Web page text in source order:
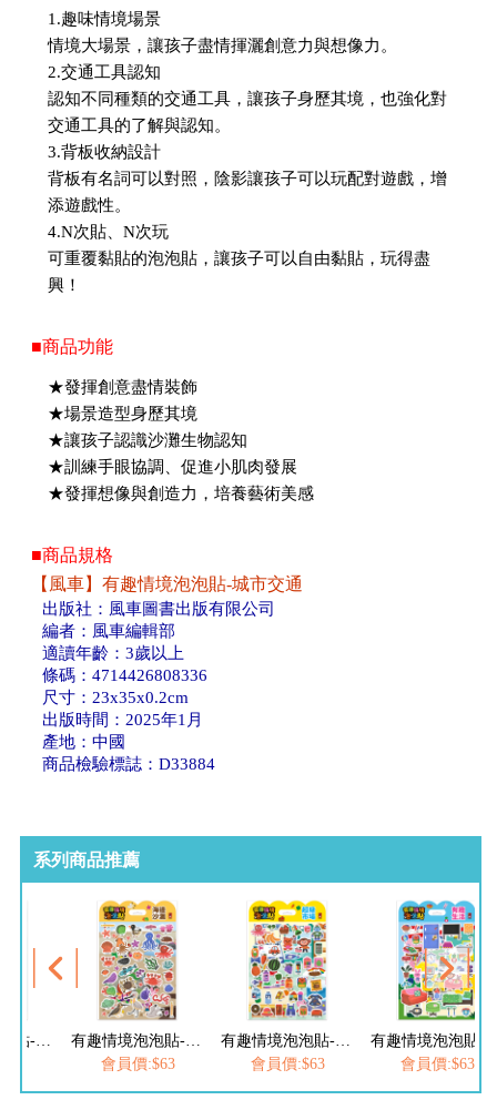
1.趣味情境場景
情境大場景，讓孩子盡情揮灑創意力與想像力。
2.交通工具認知
認知不同種類的交通工具，讓孩子身歷其境，也強化對
交通工具的了解與認知。
3.背板收納設計
背板有名詞可以對照，陰影讓孩子可以玩配對遊戲，增
添遊戲性。
4.N次貼、N次玩
可重覆黏貼的泡泡貼，讓孩子可以自由黏貼，玩得盡
興！
■商品功能
★發揮創意盡情裝飾
★場景造型身歷其境
★讓孩子認識沙灘生物認知
★訓練手眼協調、促進小肌肉發展
★發揮想像與創造力，培養藝術美感
■商品規格
【風車】有趣情境泡泡貼-城市交通
出版社：風車圖書出版有限公司
編者：風車編輯部
適讀年齡：3歲以上
條碼：4714426808336
尺寸：23x35x0.2cm
出版時間：2025年1月
產地：中國
商品檢驗標誌：D33884
系列商品推薦
有趣情境泡泡貼-海邊沙灘
會員價:$63
有趣情境泡泡貼-超級市場
會員價:$63
有趣情境泡泡貼-有趣生活
會員價:$63